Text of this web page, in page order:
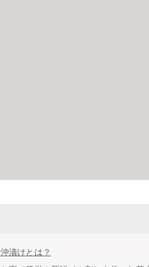
沖漬けとは？